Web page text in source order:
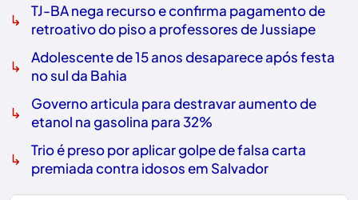
↳
TJ-BA nega recurso e confirma pagamento de
retroativo do piso a professores de Jussiape
↳
Adolescente de 15 anos desaparece após festa
no sul da Bahia
↳
Governo articula para destravar aumento de
etanol na gasolina para 32%
↳
Trio é preso por aplicar golpe de falsa carta
premiada contra idosos em Salvador